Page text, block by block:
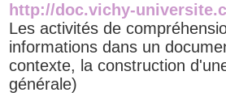
http://doc.vichy-
Les activités de
informations dans un
contexte, la construction
générale)